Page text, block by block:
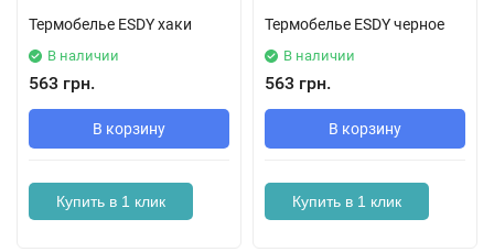
Термобелье ESDY хаки
В наличии
563 грн.
В корзину
Купить в 1 клик
Термобелье ESDY черное
В наличии
563 грн.
В корзину
Купить в 1 клик